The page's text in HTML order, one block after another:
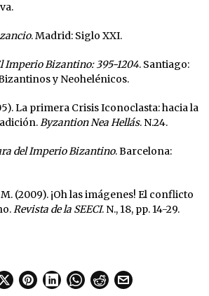
. Madrid: Siglo XXI.
Imperio Bizantino: 395-1204. Santiago:
y Neohelénicos.
La primera Crisis Iconoclasta: hacia la
Byzantion Nea Hellás. N.24.
del Imperio Bizantino. Barcelona:
(2009). ¡Oh las imágenes! El conflicto
Revista de la SEECI. N., 18, pp. 14-29.